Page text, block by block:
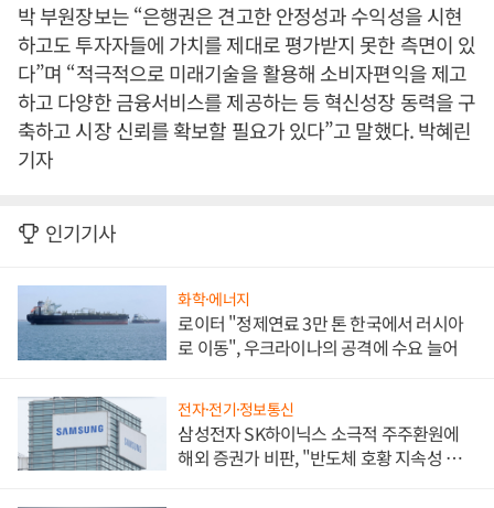
박 부원장보는 “은행권은 견고한 안정성과 수익성을 시현
하고도 투자자들에 가치를 제대로 평가받지 못한 측면이 있
다”며 “적극적으로 미래기술을 활용해 소비자편익을 제고
하고 다양한 금융서비스를 제공하는 등 혁신성장 동력을 구
축하고 시장 신뢰를 확보할 필요가 있다”고 말했다. 박혜린
기자
인기기사
화학·에너지
로이터 "정제연료 3만 톤 한국에서 러시아
로 이동", 우크라이나의 공격에 수요 늘어
전자·전기·정보통신
삼성전자 SK하이닉스 소극적 주주환원에
해외 증권가 비판, "반도체 호황 지속성 의